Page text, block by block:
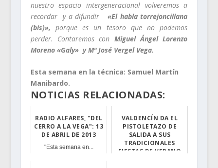
nuestro espacio intergeneracional volveremos a
recordar y a difundir
«El habla torrejoncillana
(bis)», porque es un tesoro que no podemos
perder. Contaremos con Miguel Ángel Lorenzo
Moreno «Galy» y Mª José Vergel Vega.
Esta semana en la técnica: Samuel Martín
Manibardo.
NOTICIAS RELACIONADAS:
RADIO ALFARES, "DEL
CERRO A LA VEGA": 13
DE ABRIL DE 2013
"Esta semana en...
VALDENCÍN DA EL
PISTOLETAZO DE
SALIDA A SUS
TRADICIONALES
FIESTAS DE VERANO